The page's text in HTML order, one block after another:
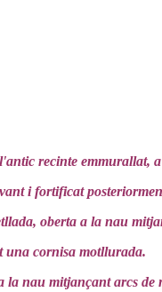
recinte emmurallat,
i fortificat
oberta a la nau
una cornisa motllurada.
nau mitjançant arcs